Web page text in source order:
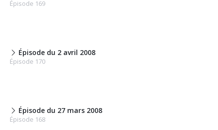
Épisode 169
Épisode du 2 avril 2008
Épisode 170
Épisode du 27 mars 2008
Épisode 168